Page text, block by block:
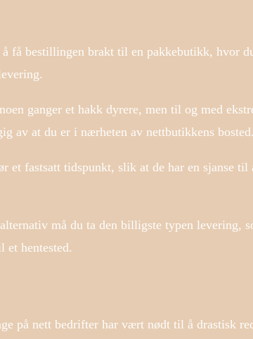
få bestillingen brakt til en pakkebutikk, hvor
ganger et hakk dyrere, men til og med
av at du er i nærheten av nettbutikkens bosted.
et fastsatt tidspunkt, slik at de har en sjanse
må du ta den billigste typen levering,
hentested.
på nett bedrifter har vært nødt til å drastisk